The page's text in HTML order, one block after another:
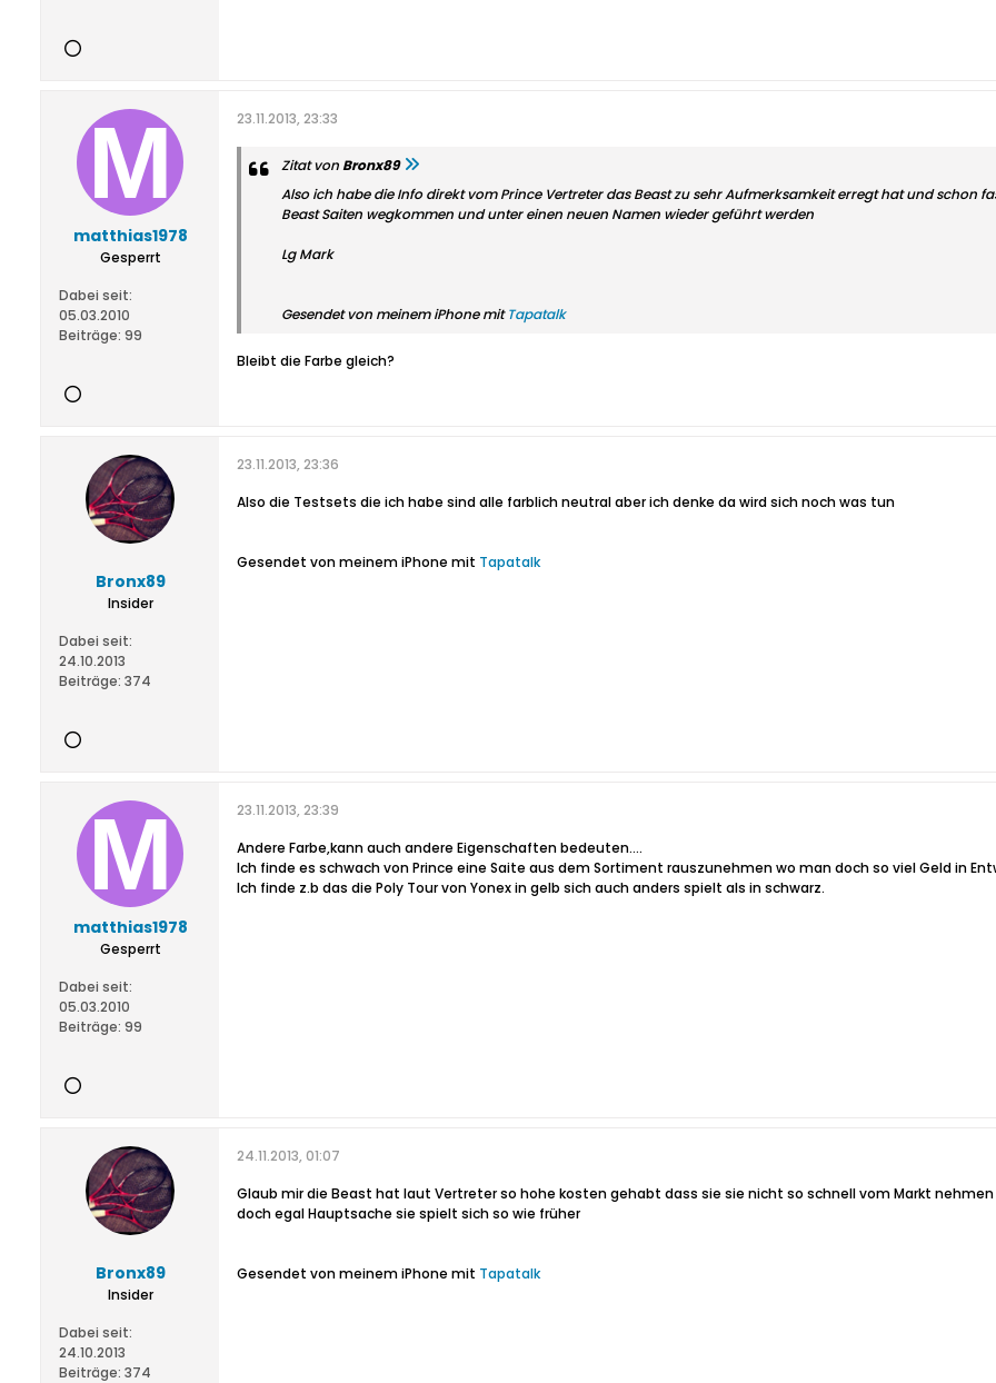
matthias1978
Gesperrt
Dabei seit:
05.03.2010
Beiträge: 99
23.11.2013, 23:33
Zitat vonBronx89
Also ich habe die Info direkt vom Prince Vertreter das Beast zu sehr Aufmerksamkeit erregt hat und schon
Beast Saiten wegkommen und unter einen neuen Namen wieder geführt werden
Lg Mark
Gesendet von meinem iPhone mitTapatalk
Bleibt die Farbe gleich?
Bronx89
Insider
Dabei seit:
24.10.2013
Beiträge: 374
23.11.2013, 23:36
Also die Testsets die ich habe sind alle farblich neutral aber ich denke da wird sich noch was tun
Gesendet von meinem iPhone mit Tapatalk
matthias1978
Gesperrt
Dabei seit:
05.03.2010
Beiträge: 99
23.11.2013, 23:39
Andere Farbe,kann auch andere Eigenschaften bedeuten....
Ich finde es schwach von Prince eine Saite aus dem Sortiment rauszunehmen wo man doch so viel Geld in
Ich finde z.b das die Poly Tour von Yonex in gelb sich auch anders spielt als in schwarz.
Bronx89
Insider
Dabei seit:
24.10.2013
Beiträge: 374
24.11.2013, 01:07
Glaub mir die Beast hat laut Vertreter so hohe kosten gehabt dass sie sie nicht so schnell vom Markt nehmen
doch egal Hauptsache sie spielt sich so wie früher
Gesendet von meinem iPhone mit Tapatalk